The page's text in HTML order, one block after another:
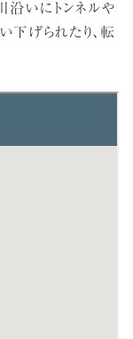
沿いにトンネルや
下げられたり、転